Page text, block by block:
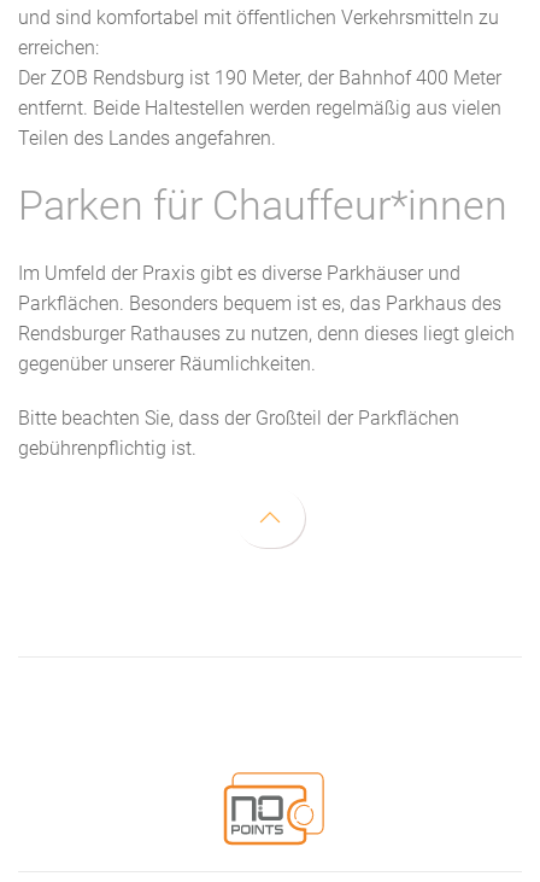
und sind komfortabel mit öffentlichen Verkehrsmitteln zu
erreichen:
Der ZOB Rendsburg ist 190 Meter, der Bahnhof 400 Meter
entfernt. Beide Haltestellen werden regelmäßig aus vielen
Teilen des Landes angefahren.
Parken für Chauffeur*innen
Im Umfeld der Praxis gibt es diverse Parkhäuser und
Parkflächen. Besonders bequem ist es, das Parkhaus des
Rendsburger Rathauses zu nutzen, denn dieses liegt gleich
gegenüber unserer Räumlichkeiten.
Bitte beachten Sie, dass der Großteil der Parkflächen
gebührenpflichtig ist.